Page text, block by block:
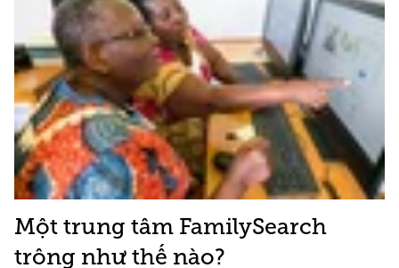
Một trung tâm FamilySearch
trông như thế nào?